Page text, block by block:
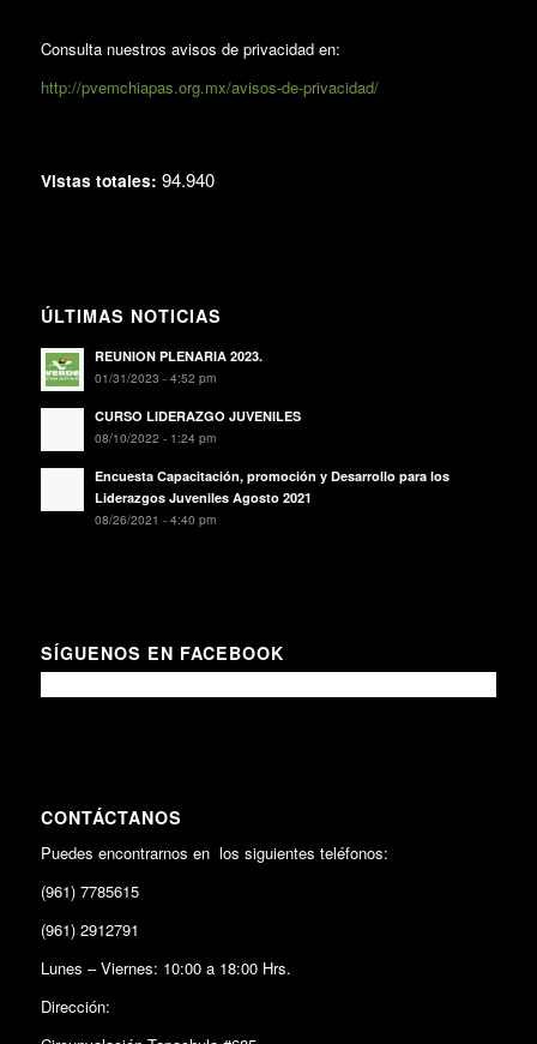
Consulta nuestros avisos de privacidad en:
http://pvemchiapas.org.mx/avisos-de-privacidad/
Vistas totales: 94.940
ÚLTIMAS NOTICIAS
REUNION PLENARIA 2023.
01/31/2023 - 4:52 pm
CURSO LIDERAZGO JUVENILES
08/10/2022 - 1:24 pm
Encuesta Capacitación, promoción y Desarrollo para los
Liderazgos Juveniles Agosto 2021
08/26/2021 - 4:40 pm
SÍGUENOS EN FACEBOOK
CONTÁCTANOS
Puedes encontrarnos en los siguientes teléfonos:
(961) 7785615
(961) 2912791
Lunes – Viernes: 10:00 a 18:00 Hrs.
Dirección: